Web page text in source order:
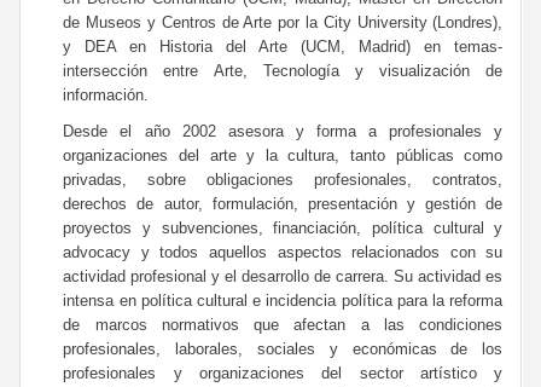
de Museos y Centros de Arte por la City University (Londres),
y DEA en Historia del Arte (UCM, Madrid) en temas-
intersección entre Arte, Tecnología y visualización de
información.
Desde el año 2002 asesora y forma a profesionales y
organizaciones del arte y la cultura, tanto públicas como
privadas, sobre obligaciones profesionales, contratos,
derechos de autor, formulación, presentación y gestión de
proyectos y subvenciones, financiación, política cultural y
advocacy y todos aquellos aspectos relacionados con su
actividad profesional y el desarrollo de carrera. Su actividad es
intensa en política cultural e incidencia política para la reforma
de marcos normativos que afectan a las condiciones
profesionales, laborales, sociales y económicas de los
profesionales y organizaciones del sector artístico y